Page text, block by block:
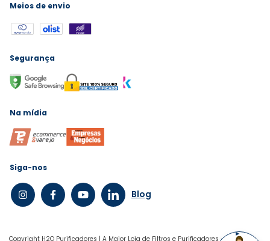
Meios de envio
Segurança
Na mídia
Siga-nos
Blog
Copyright H2O Purificadores | A Maior Loja de Filtros e Purificadores -